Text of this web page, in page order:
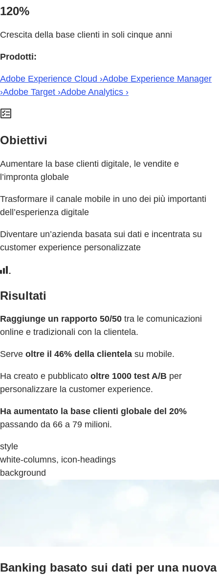
120%
Crescita della base clienti in soli cinque anni
Prodotti:
Adobe Experience Cloud ›Adobe Experience Manager
›Adobe Target ›Adobe Analytics ›
Obiettivi
Aumentare la base clienti digitale, le vendite e
l’impronta globale
Trasformare il canale mobile in uno dei più importanti
dell’esperienza digitale
Diventare un’azienda basata sui dati e incentrata su
customer experience personalizzate
Risultati
Raggiunge un rapporto 50/50 tra le comunicazioni
online e tradizionali con la clientela.
Serve oltre il 46% della clientela su mobile.
Ha creato e pubblicato oltre 1000 test A/B per
personalizzare la customer experience.
Ha aumentato la base clienti globale del 20%
passando da 66 a 79 milioni.
style
white-columns, icon-headings
background
Banking basato sui dati per una nuova